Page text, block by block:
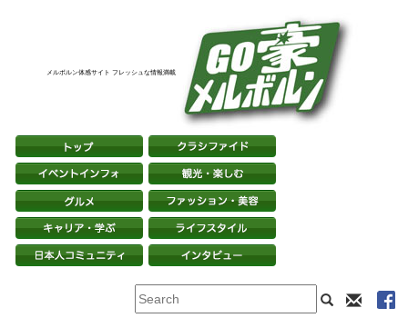
メルボルン体感サイト フレッシュな情報満載